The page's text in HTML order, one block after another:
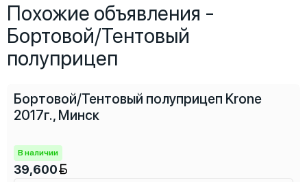
Похожие объявления -
Бортовой/Тентовый
полуприцеп
Бортовой/Тентовый полуприцеп Krone
2017г., Минск
В наличии
39,600